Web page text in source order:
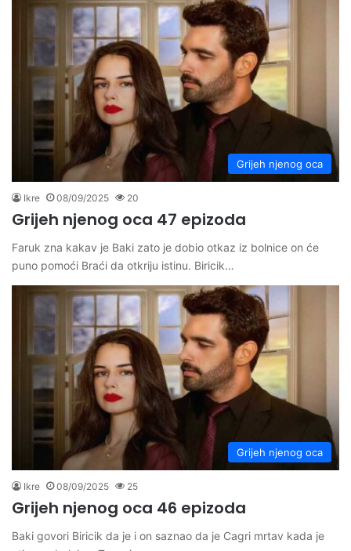
Grijeh njenog oca
Ikre 08/09/2025 20
Grijeh njenog oca 47 epizoda
Faruk zna kakav je Baki zato je dobio otkaz iz bolnice on će
puno pomoći Braći da otkriju istinu. Biricik…
Grijeh njenog oca
Ikre 08/09/2025 25
Grijeh njenog oca 46 epizoda
Baki govori Biricik da je i on saznao da je Cagri mrtav kada je